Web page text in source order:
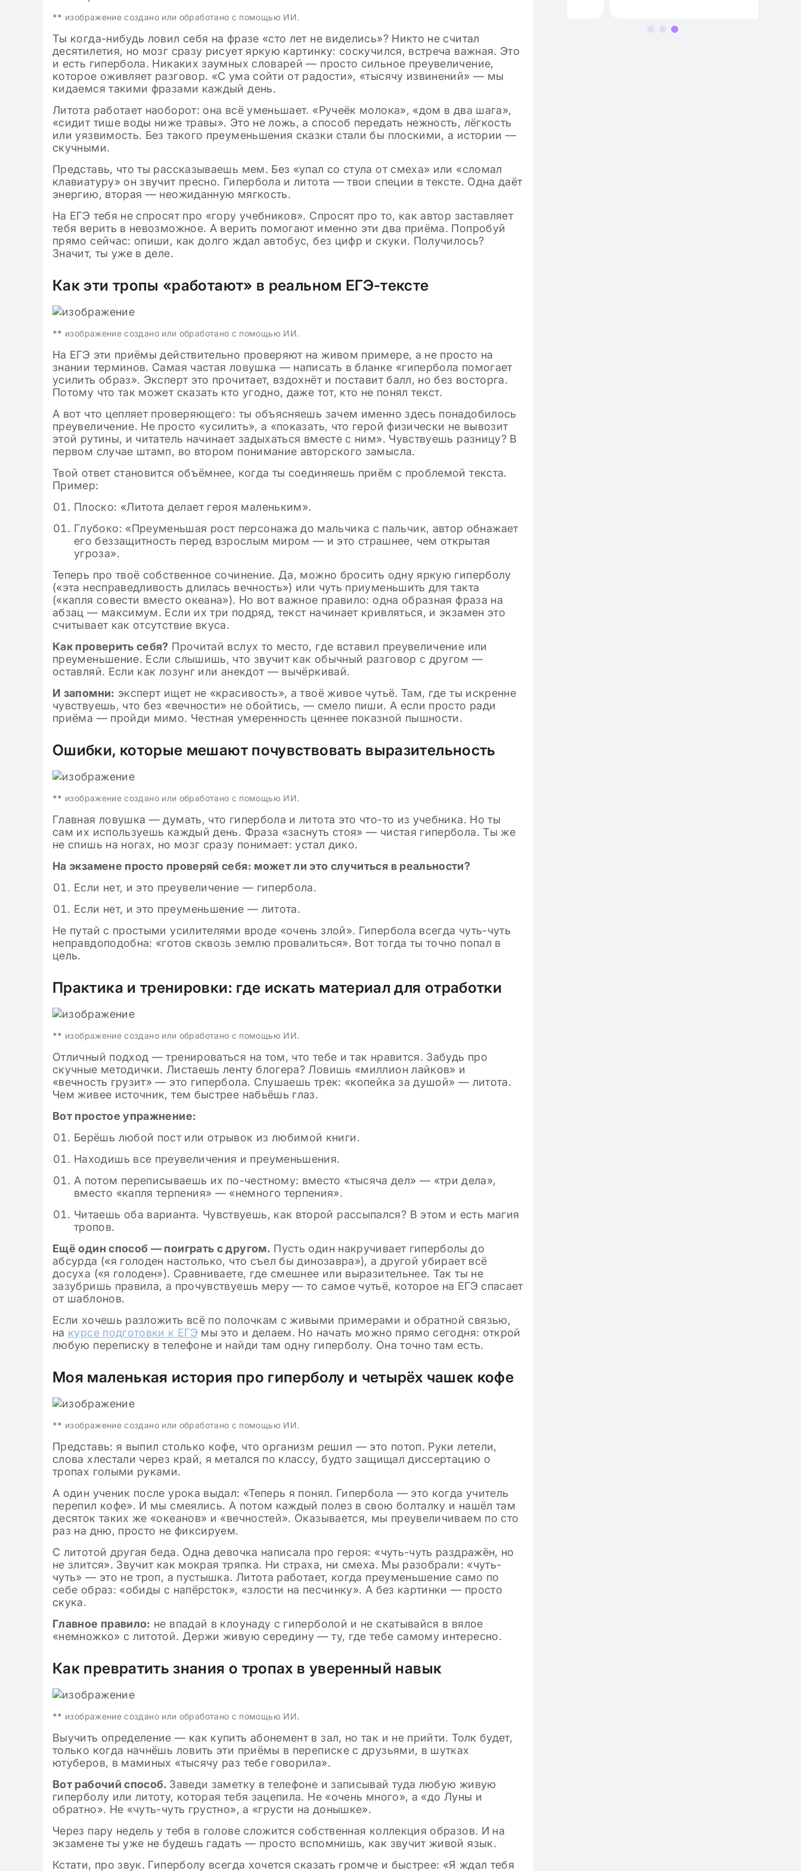
** изображение создано или обработано с помощью ИИ.
Ты когда-нибудь ловил себя на фразе «сто лет не виделись»? Никто не считал
десятилетия, но мозг сразу рисует яркую картинку: соскучился, встреча важная. Это
и есть гипербола. Никаких заумных словарей — просто сильное преувеличение,
которое оживляет разговор. «С ума сойти от радости», «тысячу извинений» — мы
кидаемся такими фразами каждый день.
Литота работает наоборот: она всё уменьшает. «Ручеёк молока», «дом в два шага»,
«сидит тише воды ниже травы». Это не ложь, а способ передать нежность, лёгкость
или уязвимость. Без такого преуменьшения сказки стали бы плоскими, а истории —
скучными.
Представь, что ты рассказываешь мем. Без «упал со стула от смеха» или «сломал
клавиатуру» он звучит пресно. Гипербола и литота — твои специи в тексте. Одна даёт
энергию, вторая — неожиданную мягкость.
На ЕГЭ тебя не спросят про «гору учебников». Спросят про то, как автор заставляет
тебя верить в невозможное. А верить помогают именно эти два приёма. Попробуй
прямо сейчас: опиши, как долго ждал автобус, без цифр и скуки. Получилось?
Значит, ты уже в деле.
Как эти тропы «работают» в реальном ЕГЭ-тексте
** изображение создано или обработано с помощью ИИ.
На ЕГЭ эти приёмы действительно проверяют на живом примере, а не просто на
знании терминов. Самая частая ловушка — написать в бланке «гипербола помогает
усилить образ». Эксперт это прочитает, вздохнёт и поставит балл, но без восторга.
Потому что так может сказать кто угодно, даже тот, кто не понял текст.
А вот что цепляет проверяющего: ты объясняешь зачем именно здесь понадобилось
преувеличение. Не просто «усилить», а «показать, что герой физически не вывозит
этой рутины, и читатель начинает задыхаться вместе с ним». Чувствуешь разницу? В
первом случае штамп, во втором понимание авторского замысла.
Твой ответ становится объёмнее, когда ты соединяешь приём с проблемой текста.
Пример:
Плоско: «Литота делает героя маленьким».
Глубоко: «Преуменьшая рост персонажа до мальчика с пальчик, автор обнажает
его беззащитность перед взрослым миром — и это страшнее, чем открытая
угроза».
Теперь про твоё собственное сочинение. Да, можно бросить одну яркую гиперболу
(«эта несправедливость длилась вечность») или чуть приуменьшить для такта
(«капля совести вместо океана»). Но вот важное правило: одна образная фраза на
абзац — максимум. Если их три подряд, текст начинает кривляться, и экзамен это
считывает как отсутствие вкуса.
Как проверить себя? Прочитай вслух то место, где вставил преувеличение или
преуменьшение. Если слышишь, что звучит как обычный разговор с другом —
оставляй. Если как лозунг или анекдот — вычёркивай.
И запомни: эксперт ищет не «красивость», а твоё живое чутьё. Там, где ты искренне
чувствуешь, что без «вечности» не обойтись, — смело пиши. А если просто ради
приёма — пройди мимо. Честная умеренность ценнее показной пышности.
Ошибки, которые мешают почувствовать выразительность
** изображение создано или обработано с помощью ИИ.
Главная ловушка — думать, что гипербола и литота это что-то из учебника. Но ты
сам их используешь каждый день. Фраза «заснуть стоя» — чистая гипербола. Ты же
не спишь на ногах, но мозг сразу понимает: устал дико.
На экзамене просто проверяй себя: может ли это случиться в реальности?
Если нет, и это преувеличение — гипербола.
Если нет, и это преуменьшение — литота.
Не путай с простыми усилителями вроде «очень злой». Гипербола всегда чуть-чуть
неправдоподобна: «готов сквозь землю провалиться». Вот тогда ты точно попал в
цель.
Практика и тренировки: где искать материал для отработки
** изображение создано или обработано с помощью ИИ.
Отличный подход — тренироваться на том, что тебе и так нравится. Забудь про
скучные методички. Листаешь ленту блогера? Ловишь «миллион лайков» и
«вечность грузит» — это гипербола. Слушаешь трек: «копейка за душой» — литота.
Чем живее источник, тем быстрее набьёшь глаз.
Вот простое упражнение:
Берёшь любой пост или отрывок из любимой книги.
Находишь все преувеличения и преуменьшения.
А потом переписываешь их по-честному: вместо «тысяча дел» — «три дела»,
вместо «капля терпения» — «немного терпения».
Читаешь оба варианта. Чувствуешь, как второй рассыпался? В этом и есть магия
тропов.
Ещё один способ — поиграть с другом. Пусть один накручивает гиперболы до
абсурда («я голоден настолько, что съел бы динозавра»), а другой убирает всё
досуха («я голоден»). Сравниваете, где смешнее или выразительнее. Так ты не
зазубришь правила, а прочувствуешь меру — то самое чутьё, которое на ЕГЭ спасает
от шаблонов.
Если хочешь разложить всё по полочкам с живыми примерами и обратной связью,
на курсе подготовки к ЕГЭ мы это и делаем. Но начать можно прямо сегодня: открой
любую переписку в телефоне и найди там одну гиперболу. Она точно там есть.
Моя маленькая история про гиперболу и четырёх чашек кофе
** изображение создано или обработано с помощью ИИ.
Представь: я выпил столько кофе, что организм решил — это потоп. Руки летели,
слова хлестали через край, я метался по классу, будто защищал диссертацию о
тропах голыми руками.
А один ученик после урока выдал: «Теперь я понял. Гипербола — это когда учитель
перепил кофе». И мы смеялись. А потом каждый полез в свою болталку и нашёл там
десяток таких же «океанов» и «вечностей». Оказывается, мы преувеличиваем по сто
раз на дню, просто не фиксируем.
С литотой другая беда. Одна девочка написала про героя: «чуть-чуть раздражён, но
не злится». Звучит как мокрая тряпка. Ни страха, ни смеха. Мы разобрали: «чуть-
чуть» — это не троп, а пустышка. Литота работает, когда преуменьшение само по
себе образ: «обиды с напёрсток», «злости на песчинку». А без картинки — просто
скука.
Главное правило: не впадай в клоунаду с гиперболой и не скатывайся в вялое
«немножко» с литотой. Держи живую середину — ту, где тебе самому интересно.
Как превратить знания о тропах в уверенный навык
** изображение создано или обработано с помощью ИИ.
Выучить определение — как купить абонемент в зал, но так и не прийти. Толк будет,
только когда начнёшь ловить эти приёмы в переписке с друзьями, в шутках
ютуберов, в маминых «тысячу раз тебе говорила».
Вот рабочий способ. Заведи заметку в телефоне и записывай туда любую живую
гиперболу или литоту, которая тебя зацепила. Не «очень много», а «до Луны и
обратно». Не «чуть-чуть грустно», а «грусти на донышке».
Через пару недель у тебя в голове сложится собственная коллекция образов. И на
экзамене ты уже не будешь гадать — просто вспомнишь, как звучит живой язык.
Кстати, про звук. Гиперболу всегда хочется сказать громче и быстрее: «Я ждал тебя